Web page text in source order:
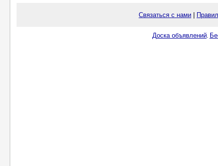
Связаться с нами
Доска объявлений.